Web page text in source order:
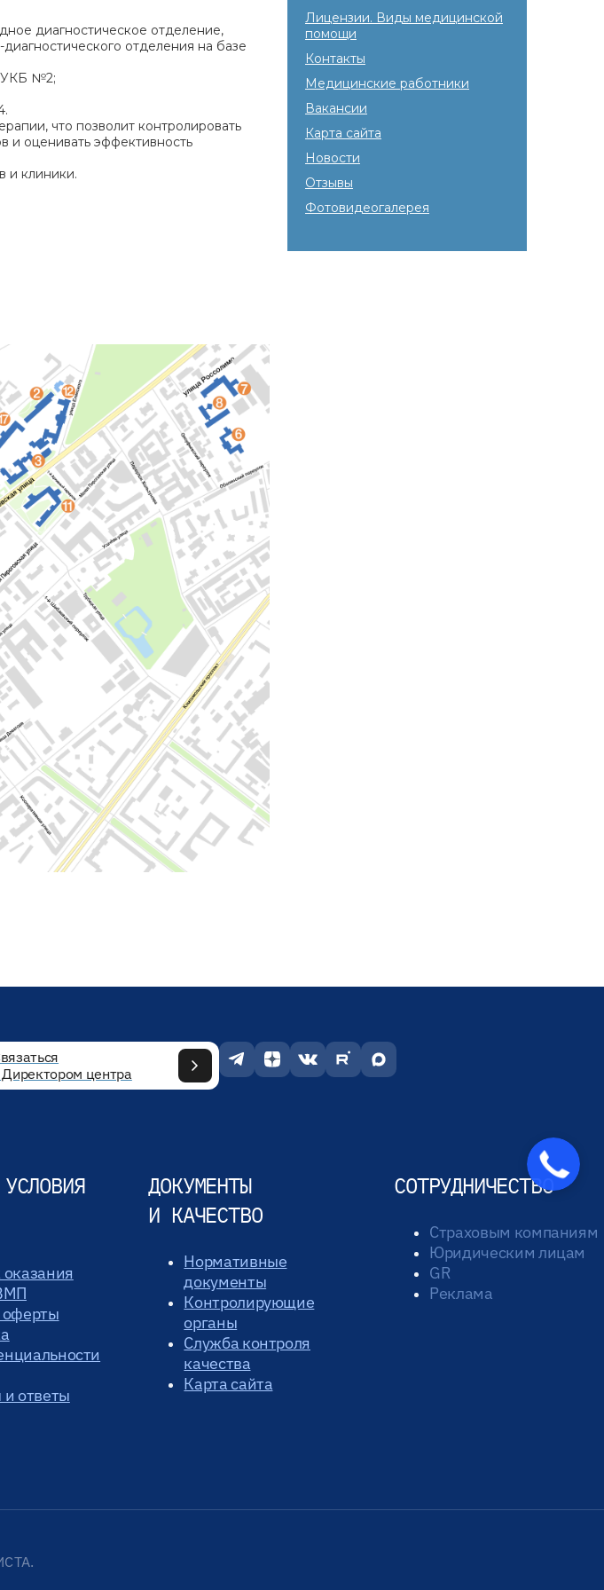
диагностическое отделение,
отделения на базе
УКБ №2;
что позволит контролировать
и оценивать эффективность
и клиники.
Лицензии. Виды медицинской
помощи
Контакты
Медицинские работники
Вакансии
Карта сайта
Новости
Отзывы
Фотовидеогалерея
Директором центра
оферты
ответы
ДОКУМЕНТЫ
И КАЧЕСТВО
Нормативные
документы
Контролирующие
органы
Служба контроля
качества
Карта сайта
СОТРУДНИЧЕСТВО
Страховым компаниям
Юридическим лицам
GR
Реклама